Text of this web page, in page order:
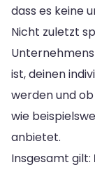
dass es keine
Nicht zuletzt
ist, deinen
werden und
wie
anbietet.
Insgesamt gilt: